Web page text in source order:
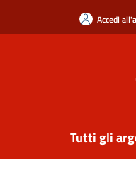
Accedi
Tutti gli